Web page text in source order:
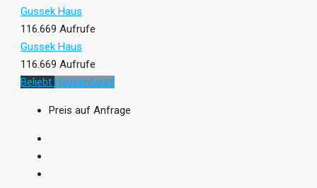
Gussek Haus
116.669 Aufrufe
Gussek Haus
116.669 Aufrufe
Beliebt Hausentwurf
Preis auf Anfrage